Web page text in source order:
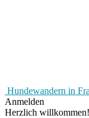
Hundewandern in
Anmelden
Herzlich